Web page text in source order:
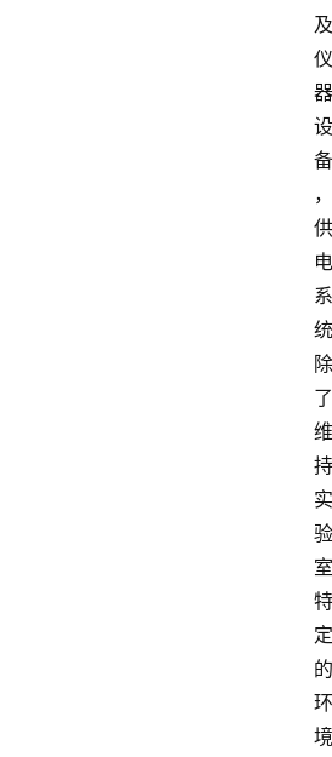
及
仪
器
设
备
，
供
电
系
统
除
了
维
持
实
验
室
特
定
的
环
境